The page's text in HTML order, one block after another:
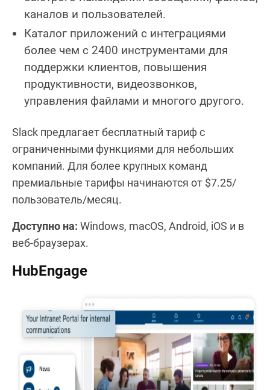
каналов и пользователей.
Каталог приложений с интеграциями
более чем с 2400 инструментами для
поддержки клиентов, повышения
продуктивности, видеозвонков,
управления файлами и многого другого.
Slack предлагает бесплатный тариф с
ограниченными функциями для небольших
компаний. Для более крупных команд
премиальные тарифы начинаются от $7.25/
пользователь/месяц.
Доступно на: Windows, macOS, Android, iOS и в
веб-браузерах.
HubEngage